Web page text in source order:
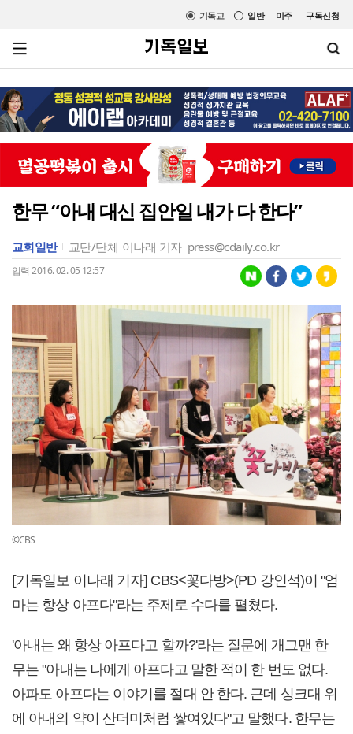
미주 구독신청
일반
기독교
한무 “아내 대신 집안일 내가 다 한다”
교회일반 교단/단체 이나래 기자 press@cdaily.co.kr
입력 2016. 02. 05 12:57
©CBS
[기독일보 이나래 기자] CBS<꽃다방>(PD 강인석)이 "엄
마는 항상 아프다"라는 주제로 수다를 펼쳤다.
'아내는 왜 항상 아프다고 할까?'라는 질문에 개그맨 한
무는 "아내는 나에게 아프다고 말한 적이 한 번도 없다.
아파도 아프다는 이야기를 절대 안 한다. 근데 싱크대 위
에 아내의 약이 산더미처럼 쌓여있다"고 말했다. 한무는